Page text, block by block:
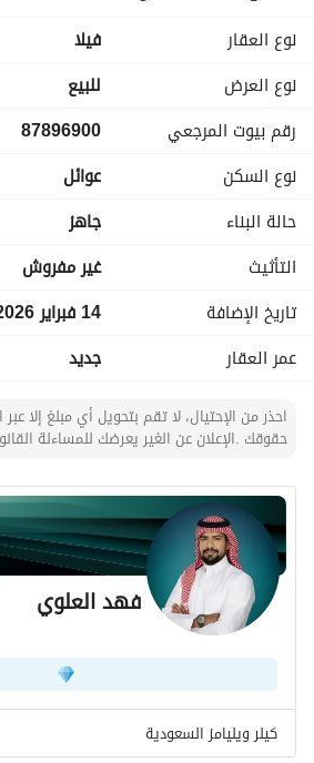
درج داخلي
تفاصيل الفيلا:
الدور الأرضي – الاستقبال والضيافة:
مجالس مستقلة للرجال والنساء
صالة طعام أنيقة
دورتا مياه
غرفة سائق بدورة مياه
الدور الأول – خصوصية العائلة:
غرفة نوم رئيسية بدورة مياه وغرفة ملابس
دورة مياه مشتركة
الملحق:
3 غرف نوم
صالة
سطح واسع قابل للاستخدام
المميزات:
تكييف سبليت
تأسيس مصعد
تأسيس فايبر
موقف سيارة
تأسيس كهرباء (الفنار)
إضاءة كاملة مانعة للتوهج
انتركوم بشاشات وتحكم إلكتروني
بناء مطابق للكود السعودي
تأمين 10 سنوات من التعاونية ضد العيوب الخفية
نوع العقار
فیلا
نوع العرض
للبيع
رقم بيوت المرجعي
87896900
نوع السكن
عوائل
حالة البناء
جاهز
التأثيث
غير مفروش
تاريخ الإضافة
14 فبراير 2026
عمر العقار
جديد
احذر من الإحتيال، لا تقم بتحويل أي مبلغ إلا
حقوقك .الإعلان عن الغير يعرضك للمساءلة
فهد العلوي
كيلر ويليامز السعودية